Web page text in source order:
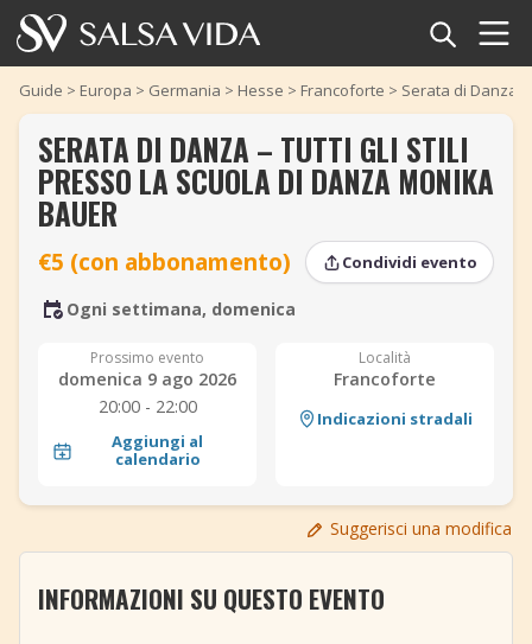
Home
Eventi
Notizie
Articoli
Video
Glossario della salsa
Negozio
TuneTempo
+ Aggiungi evento
Guide > Europa > Germania > Hesse > Francoforte > Serata di Danza
‹
‹ ›
SERATA DI DANZA – TUTTI GLI STILI
PRESSO LA SCUOLA DI DANZA MONIKA
BAUER
€5 (con abbonamento) Condividi evento
Ogni settimana, domenica
Prossimo evento
domenica 9 ago 2026
20:00 - 22:00
Aggiungi al
calendario
Località
Francoforte
Indicazioni stradali
Suggerisci una modifica
INFORMAZIONI SU QUESTO EVENTO